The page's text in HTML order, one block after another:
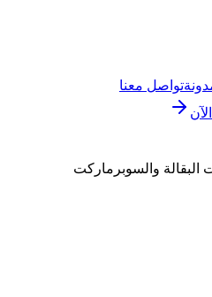
تواصل معنا
والسوبرماركت